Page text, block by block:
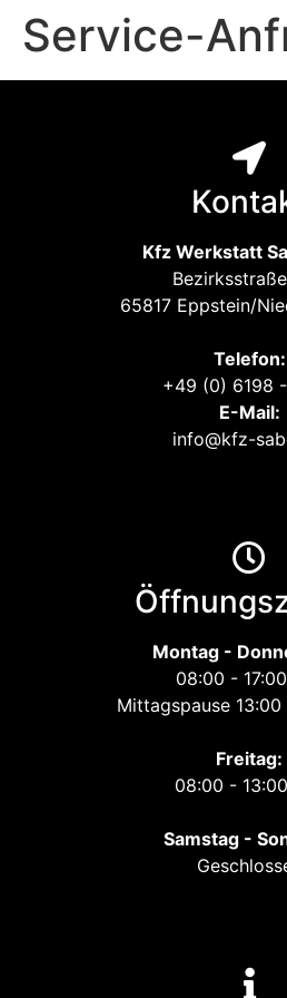
Service-
Kfz Werkstatt
65817 Eppstein/
Telefon:
+49 (0) 6198
E-Mail:
info@kfz-
Montag -
08:00 -
Mittagspause
Freitag:
08:00 -
Samstag -